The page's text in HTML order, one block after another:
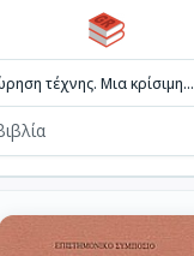
τέχνης. Μια κρίσιμη...